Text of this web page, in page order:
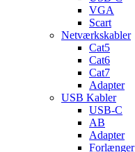
VGA
Scart
Netværkskabler
Cat5
Cat6
Cat7
Adapter
USB Kabler
USB-C
AB
Adapter
Forlænger